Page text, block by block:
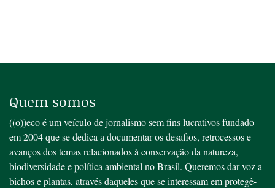
Quem somos
((o))eco é um veículo de jornalismo sem fins lucrativos fundado
em 2004 que se dedica a documentar os desafios, retrocessos e
avanços dos temas relacionados à conservação da natureza,
biodiversidade e política ambiental no Brasil. Queremos dar voz a
bichos e plantas, através daqueles que se interessam em protegê-